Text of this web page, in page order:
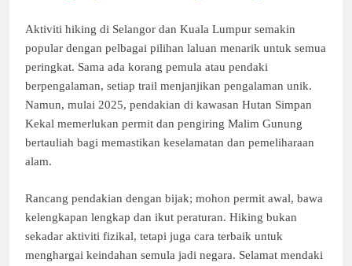
Aktiviti hiking di Selangor dan Kuala Lumpur semakin
popular dengan pelbagai pilihan laluan menarik untuk semua
peringkat. Sama ada korang pemula atau pendaki
berpengalaman, setiap trail menjanjikan pengalaman unik.
Namun, mulai 2025, pendakian di kawasan Hutan Simpan
Kekal memerlukan permit dan pengiring Malim Gunung
bertauliah bagi memastikan keselamatan dan pemeliharaan
alam.
Rancang pendakian dengan bijak; mohon permit awal, bawa
kelengkapan lengkap dan ikut peraturan. Hiking bukan
sekadar aktiviti fizikal, tetapi juga cara terbaik untuk
menghargai keindahan semula jadi negara. Selamat mendaki